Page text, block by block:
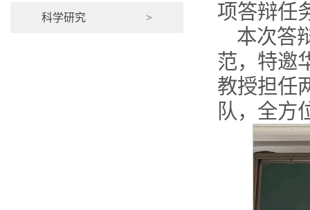
科学研究 >
项答辩任
本次答
范，特邀
教授担任
队，全方